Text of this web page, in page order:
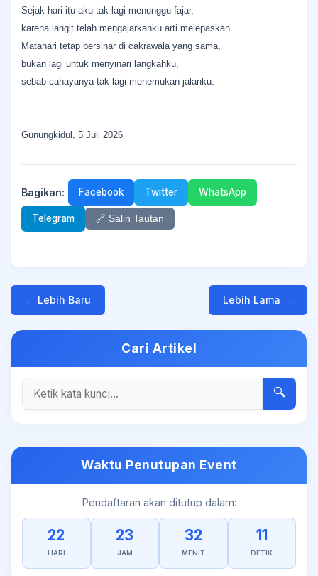
Sejak hari itu aku tak lagi menunggu fajar,
karena langit telah mengajarkanku arti melepaskan.
Matahari tetap bersinar di cakrawala yang sama,
bukan lagi untuk menyinari langkahku,
sebab cahayanya tak lagi menemukan jalanku.
Gunungkidul, 5 Juli 2026
Bagikan: Facebook Twitter WhatsApp
Telegram 🔗 Salin Tautan
← Lebih Baru Lebih Lama →
Cari Artikel
🔍
Waktu Penutupan Event
Pendaftaran akan ditutup dalam:
22
HARI
23
JAM
32
MENIT
11
DETIK